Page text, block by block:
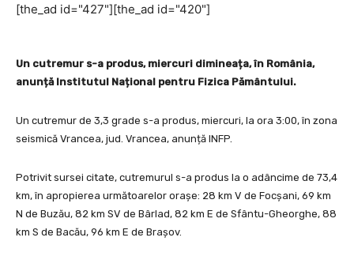
[the_ad id="427"][the_ad id="420"]
Un cutremur s-a produs, miercuri dimineața, în România,
anunță Institutul Național pentru Fizica Pământului.
Un cutremur de 3,3 grade s-a produs, miercuri, la ora 3:00, în zona
seismică Vrancea, jud. Vrancea, anunță INFP.
Potrivit sursei citate, cutremurul s-a produs la o adâncime de 73,4
km, în apropierea următoarelor oraşe: 28 km V de Focșani, 69 km
N de Buzău, 82 km SV de Bârlad, 82 km E de Sfântu-Gheorghe, 88
km S de Bacău, 96 km E de Brașov.